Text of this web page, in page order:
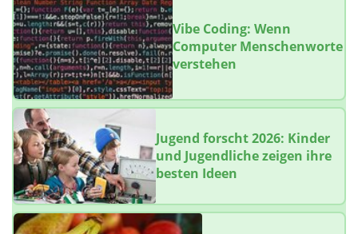
Vibe Coding: Wenn
Computer Menschenworte
verstehen
Jugend forscht 2026: Kinder
und Jugendliche zeigen ihre
besten Ideen